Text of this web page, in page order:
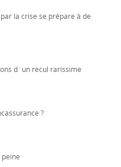
la crise se prépare à de
d´un recul rarissime
?
peine